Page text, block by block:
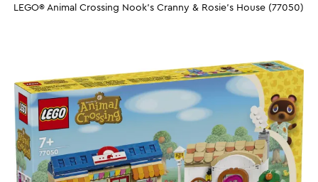
LEGO® Animal Crossing Nook's Cranny & Rosie's House (77050)